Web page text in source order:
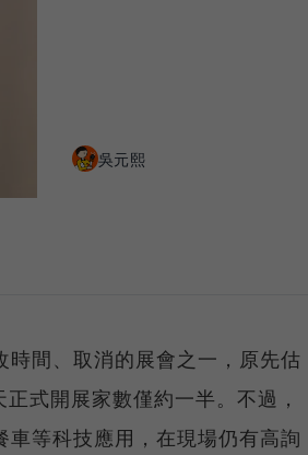
吳元熙
間、取消的展會之一，原先估
式開展家數僅約一半。不過，
等科技應用，在現場仍有高詢